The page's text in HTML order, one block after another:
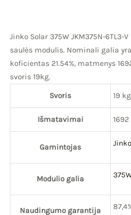
Jinko Solar 375W JKM375N-6TL3-
saulės modulis. Nominali galia
koficientas 21.54%, matmenys
svoris 19kg.
Svoris 19 kg
Išmatavimai
Gamintojas
Modulio galia
Naudingumo garantija